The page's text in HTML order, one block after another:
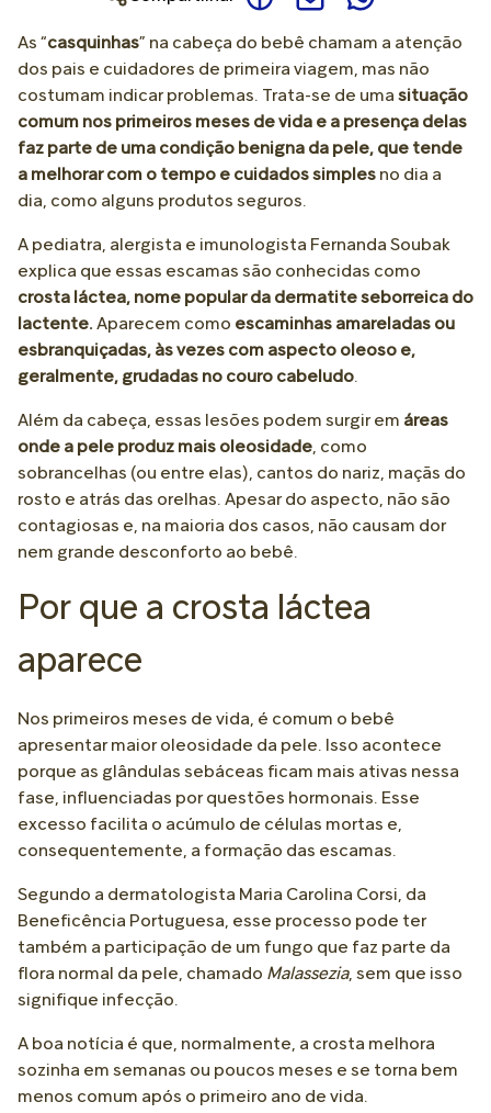
As “casquinhas” na cabeça do bebê chamam a atenção
dos pais e cuidadores de primeira viagem, mas não
costumam indicar problemas. Trata-se de uma situação
comum nos primeiros meses de vida e a presença delas
faz parte de uma condição benigna da pele, que tende
a melhorar com o tempo e cuidados simples no dia a
dia, como alguns produtos seguros.
A pediatra, alergista e imunologista Fernanda Soubak
explica que essas escamas são conhecidas como
crosta láctea, nome popular da dermatite seborreica do
lactente. Aparecem como escaminhas amareladas ou
esbranquiçadas, às vezes com aspecto oleoso e,
geralmente, grudadas no couro cabeludo.
Além da cabeça, essas lesões podem surgir em áreas
onde a pele produz mais oleosidade, como
sobrancelhas (ou entre elas), cantos do nariz, maçãs do
rosto e atrás das orelhas. Apesar do aspecto, não são
contagiosas e, na maioria dos casos, não causam dor
nem grande desconforto ao bebê.
Por que a crosta láctea
aparece
Nos primeiros meses de vida, é comum o bebê
apresentar maior oleosidade da pele. Isso acontece
porque as glândulas sebáceas ficam mais ativas nessa
fase, influenciadas por questões hormonais. Esse
excesso facilita o acúmulo de células mortas e,
consequentemente, a formação das escamas.
Segundo a dermatologista Maria Carolina Corsi, da
Beneficência Portuguesa, esse processo pode ter
também a participação de um fungo que faz parte da
flora normal da pele, chamado Malassezia, sem que isso
signifique infecção.
A boa notícia é que, normalmente, a crosta melhora
sozinha em semanas ou poucos meses e se torna bem
menos comum após o primeiro ano de vida.